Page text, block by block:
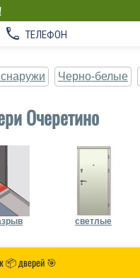
ТЕЛЕФОН
Черно-белые
Очеретино
светлые
📦 дверей 🎯